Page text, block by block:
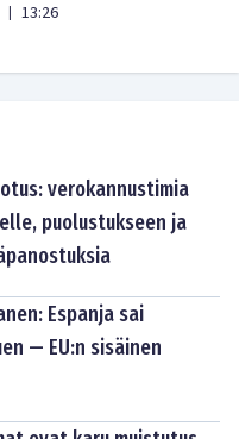
| 13:26
verokannustimia
puolustukseen ja
Espanja sai
— EU:n sisäinen